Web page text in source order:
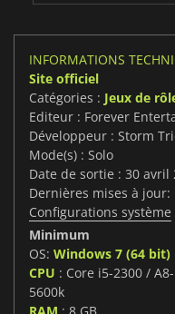
INFORMATIONS
Site officiel
Catégories : Jeux de
Editeur : Forever
Développeur : Storm
Mode(s) : Solo
Date de sortie : 30 avril
Dernières mises à jour:
Configurations système
Minimum
OS: Windows 7 (64 bit)
CPU : Core i5-2300 / A8-
5600k